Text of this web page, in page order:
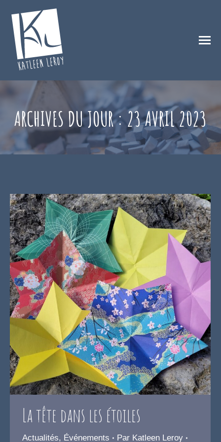
ARCHIVES DU JOUR :23 AVRIL 2023
La tête dans les étoiles
Actualités, Événements Par Katleen Leroy